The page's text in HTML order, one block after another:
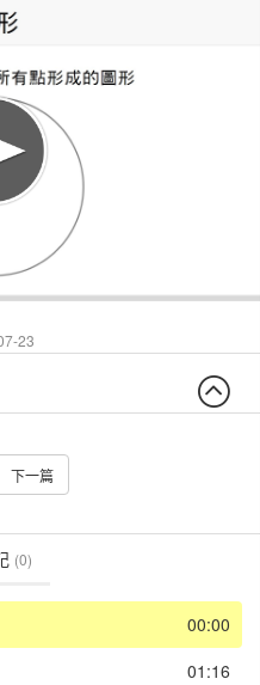
23
下一篇
(0)
00:00
01:16